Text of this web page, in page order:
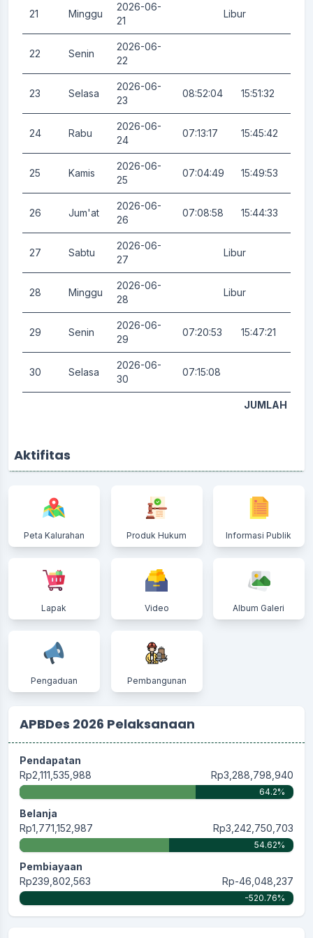
21 Minggu
2026-06-
21
Libur
22 Senin
2026-06-
22
23 Selasa
2026-06-
23
08:52:04 15:51:32
24 Rabu
2026-06-
24
07:13:17 15:45:42
25 Kamis
2026-06-
25
07:04:49 15:49:53
26 Jum'at
2026-06-
26
07:08:58 15:44:33
27 Sabtu
2026-06-
27
Libur
28 Minggu
2026-06-
28
Libur
29 Senin
2026-06-
29
07:20:53 15:47:21
30 Selasa
2026-06-
30
07:15:08
JUMLAH
Aktifitas
Peta Kalurahan Produk Hukum Informasi Publik
Lapak Video Album Galeri
Pengaduan Pembangunan
APBDes 2026 Pelaksanaan
Pendapatan
Rp2,111,535,988
Rp3,288,798,940
64.2%
Belanja
Rp1,771,152,987
Rp3,242,750,703
54.62%
Pembiayaan
Rp239,802,563
Rp-46,048,237
-520.76%